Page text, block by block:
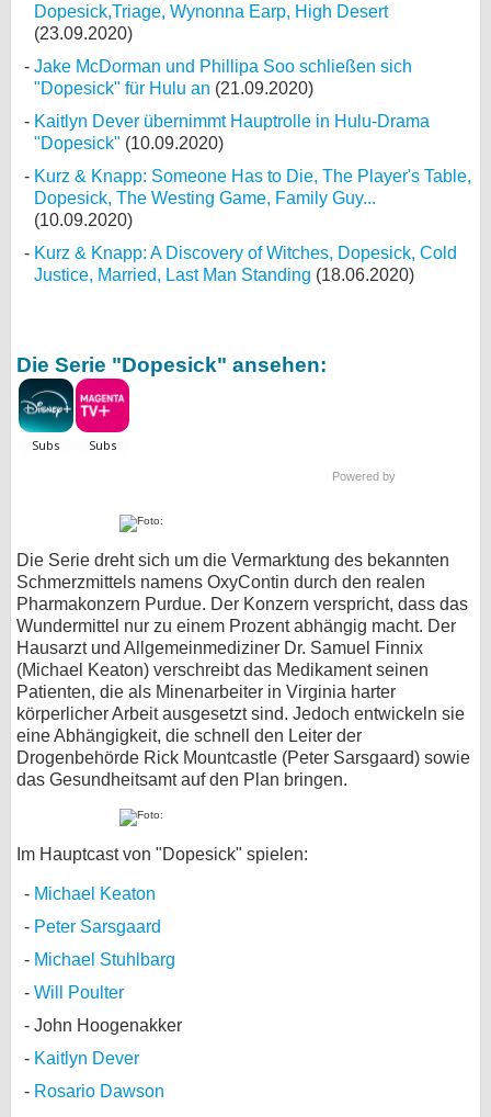
Dopesick,Triage, Wynonna Earp, High Desert
(23.09.2020)
Jake McDorman und Phillipa Soo schließen sich
"Dopesick" für Hulu an (21.09.2020)
Kaitlyn Dever übernimmt Hauptrolle in Hulu-Drama
"Dopesick" (10.09.2020)
Kurz & Knapp: Someone Has to Die, The Player's Table,
Dopesick, The Westing Game, Family Guy...
(10.09.2020)
Kurz & Knapp: A Discovery of Witches, Dopesick, Cold
Justice, Married, Last Man Standing (18.06.2020)
Die Serie "Dopesick" ansehen:
Powered by
Die Serie dreht sich um die Vermarktung des bekannten
Schmerzmittels namens OxyContin durch den realen
Pharmakonzern Purdue. Der Konzern verspricht, dass das
Wundermittel nur zu einem Prozent abhängig macht. Der
Hausarzt und Allgemeinmediziner Dr. Samuel Finnix
(Michael Keaton) verschreibt das Medikament seinen
Patienten, die als Minenarbeiter in Virginia harter
körperlicher Arbeit ausgesetzt sind. Jedoch entwickeln sie
eine Abhängigkeit, die schnell den Leiter der
Drogenbehörde Rick Mountcastle (Peter Sarsgaard) sowie
das Gesundheitsamt auf den Plan bringen.
Im Hauptcast von "Dopesick" spielen:
Michael Keaton
Peter Sarsgaard
Michael Stuhlbarg
Will Poulter
John Hoogenakker
Kaitlyn Dever
Rosario Dawson